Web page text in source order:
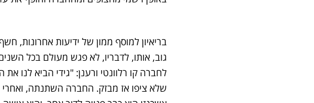
בריאיון למוסף ממון של ידיעות אחרונות,
גוב, אותו, לדבריו, לא פגש מעולם בכל
לחברה קו רלוונטי ורענן: "גידי הביא לנו